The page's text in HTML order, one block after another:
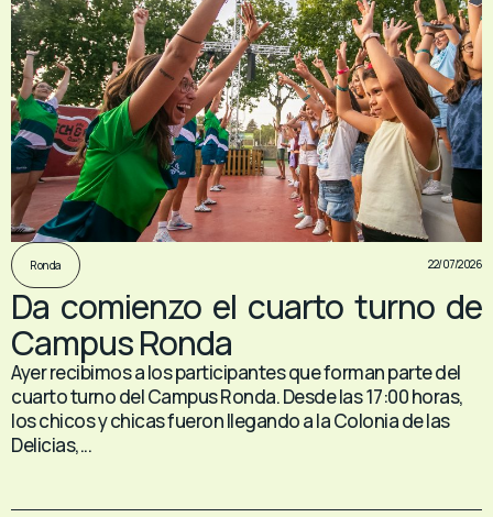
Ronda 22/07/2026
Da comienzo el cuarto turno de
Campus Ronda
Ayer recibimos a los participantes que forman parte del
cuarto turno del Campus Ronda. Desde las 17:00 horas,
los chicos y chicas fueron llegando a la Colonia de las
Delicias,...